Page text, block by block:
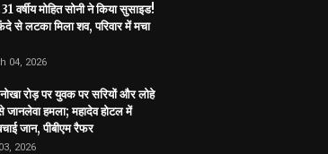
वर्षीय मोहित सोनी ने किया सुसाइड!
से लटका मिला शव, परिवार में मचा
04, 2026
रोड़ पर युवक पर सरियों और लोहे
जानलेवा हमला; महादेव होटल में
जान, पीबीएम रैफर
2026